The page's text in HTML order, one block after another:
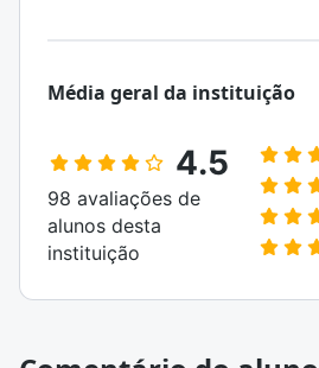
Média geral da instituição
4.5
98 avaliações de
alunos desta
instituição